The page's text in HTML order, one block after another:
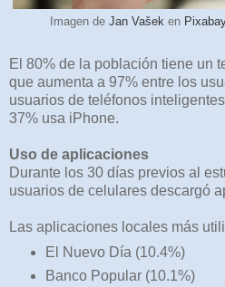
Imagen de Jan Vašek en
El 80% de la población tiene un
que aumenta a 97% entre los
usuarios de teléfonos
37% usa iPhone.
Uso de aplicaciones
Durante los 30 días previos al
usuarios de celulares descargó
Las aplicaciones locales más
El Nuevo Día (10.4%)
Banco Popular (10.1%)